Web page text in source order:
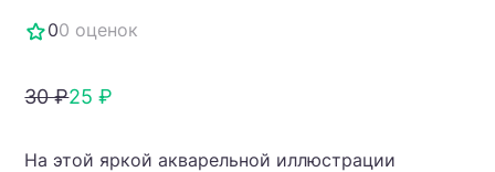
00 оценок
30 ₽25 ₽
На этой яркой акварельной иллюстрации